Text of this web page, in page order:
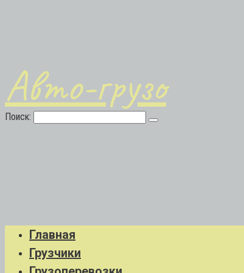
Авто-грузо
Поиск:
Главная
Грузчики